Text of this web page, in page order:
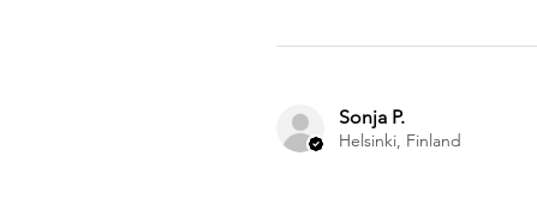
Sonja P.
Helsinki, Finland